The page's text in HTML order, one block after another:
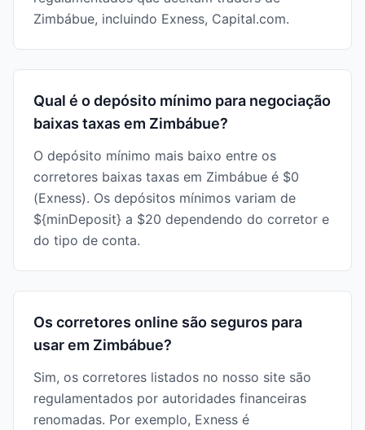
Zimbábue, incluindo Exness, Capital.com.
Qual é o depósito mínimo para negociação
baixas taxas em Zimbábue?
O depósito mínimo mais baixo entre os
corretores baixas taxas em Zimbábue é $0
(Exness). Os depósitos mínimos variam de
${minDeposit} a $20 dependendo do corretor e
do tipo de conta.
Os corretores online são seguros para
usar em Zimbábue?
Sim, os corretores listados no nosso site são
regulamentados por autoridades financeiras
renomadas. Por exemplo, Exness é